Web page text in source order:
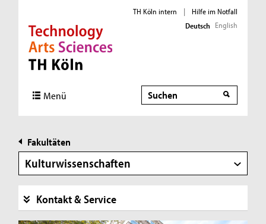
Direkt zur Hauptnavigation
Direkt zur Subnavigation
Direkt zum Inhalt
Direkt zum Fußbereich
TH Köln intern |
Hilfe im Notfall
Deutsch English
Menü Suche
Suche
Fakultäten
Kulturwissenschaften
Kontakt & Service